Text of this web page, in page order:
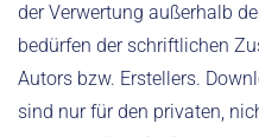
der Verwertung außerhalb
bedürfen der schriftlichen
Autors bzw. Erstellers.
sind nur für den privaten,